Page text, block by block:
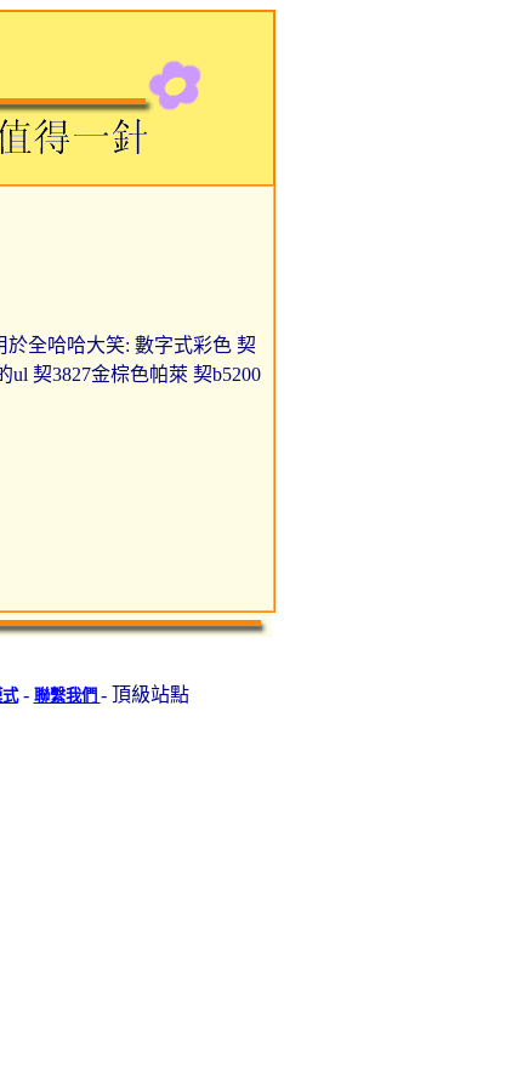
於全哈哈大笑: 數字式彩色 契
ul 契3827金棕色帕萊 契b5200
- 聯繫我們 - 頂級站點